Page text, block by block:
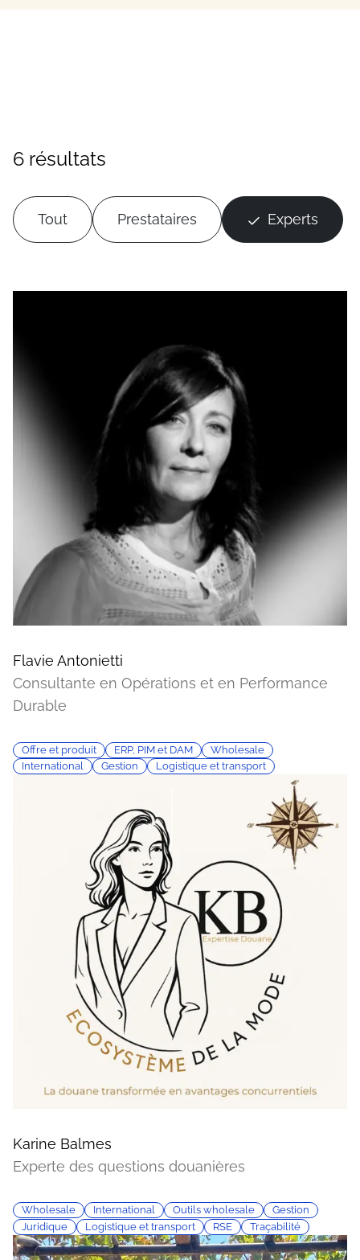
6 résultats
Tout Prestataires Experts
Flavie Antonietti
Consultante en Opérations et en Performance
Durable
Offre et produit ERP, PIM et DAM
Wholesale
International
Gestion Logistique et transport
Karine Balmes
Experte des questions douanières
Wholesale International Outils wholesale
Gestion
Juridique
Logistique et transport RSE Traçabilité